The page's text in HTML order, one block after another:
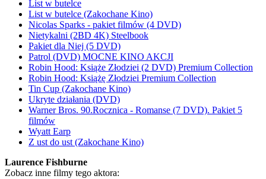
List w butelce
List w butelce (Zakochane Kino)
Nicolas Sparks - pakiet filmów (4 DVD)
Nietykalni (2BD 4K) Steelbook
Pakiet dla Niej (5 DVD)
Patrol (DVD) MOCNE KINO AKCJI
Robin Hood: Książe Złodziei (2 DVD) Premium Collection
Robin Hood: Książę Złodziei Premium Collection
Tin Cup (Zakochane Kino)
Ukryte działania (DVD)
Warner Bros. 90.Rocznica - Romanse (7 DVD). Pakiet 5
filmów
Wyatt Earp
Z ust do ust (Zakochane Kino)
Laurence Fishburne
Zobacz inne filmy tego aktora: